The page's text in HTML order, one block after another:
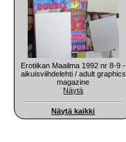
Erotiikan Maailma 1992 nr 8-9 -
aikuisviihdelehti / adult graphics
magazine
Näytä
Näytä kaikki